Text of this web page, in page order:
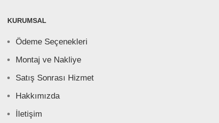
KURUMSAL
Ödeme Seçenekleri
Montaj ve Nakliye
Satış Sonrası Hizmet
Hakkımızda
İletişim